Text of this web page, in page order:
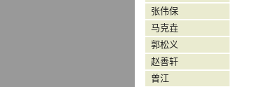
张伟保
马克垚
郭松义
赵善轩
曾江